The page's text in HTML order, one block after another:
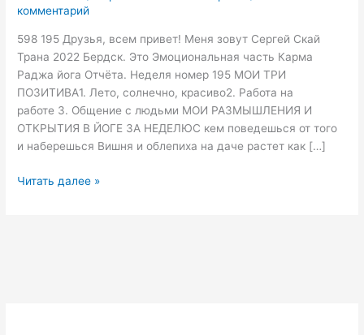
комментарий
598 195 Друзья, всем привет! Меня зовут Сергей Скай
Трана 2022 Бердск. Это Эмоциональная часть Карма
Раджа йога Отчёта. Неделя номер 195 МОИ ТРИ
ПОЗИТИВА1. Лето, солнечно, красиво2. Работа на
работе 3. Общение с людьми МОИ РАЗМЫШЛЕНИЯ И
ОТКРЫТИЯ В ЙОГЕ ЗА НЕДЕЛЮС кем поведешься от того
и наберешься Вишня и облепиха на даче растeт как […]
598
Читать далее »